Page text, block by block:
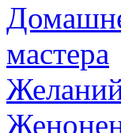
мастера